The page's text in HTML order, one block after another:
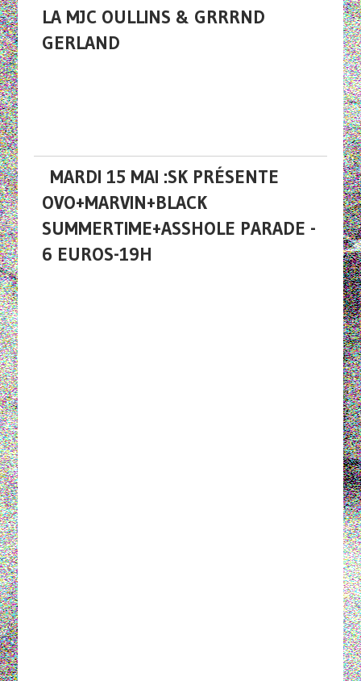
LA MJC OULLINS & GRRRND
GERLAND
MARDI 15 MAI :SK PRÉSENTE
OVO+MARVIN+BLACK
SUMMERTIME+ASSHOLE PARADE -
6 EUROS-19H